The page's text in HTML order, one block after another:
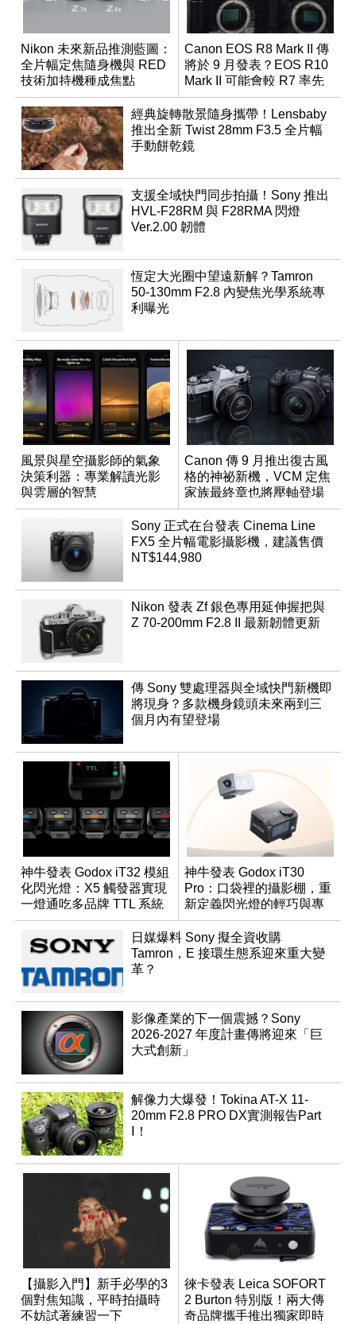
Nikon 未來新品推測藍圖：
全片幅定焦隨身機與 RED
技術加持機種成焦點
Canon EOS R8 Mark II 傳
將於 9 月發表？EOS R10
Mark II 可能會較 R7 率先
推出
經典旋轉散景隨身攜帶！Lensbaby
推出全新 Twist 28mm F3.5 全片幅
手動餅乾鏡
支援全域快門同步拍攝！Sony 推出
HVL-F28RM 與 F28RMA 閃燈
Ver.2.00 韌體
恆定大光圈中望遠新解？Tamron
50-130mm F2.8 內變焦光學系統專
利曝光
風景與星空攝影師的氣象
決策利器：專業解讀光影
與雲層的智慧
App「Atmos」登場
Canon 傳 9 月推出復古風
格的神祕新機，VCM 定焦
家族最終章也將壓軸登場
Sony 正式在台發表 Cinema Line
FX5 全片幅電影攝影機，建議售價
NT$144,980
Nikon 發表 Zf 銀色專用延伸握把與
Z 70-200mm F2.8 II 最新韌體更新
傳 Sony 雙處理器與全域快門新機即
將現身？多款機身鏡頭未來兩到三
個月內有望登場
神牛發表 Godox iT32 模組
化閃光燈：X5 觸發器實現
一燈通吃多品牌 TTL 系統
神牛發表 Godox iT30
Pro：口袋裡的攝影棚，重
新定義閃光燈的輕巧與專
業
日媒爆料 Sony 擬全資收購
Tamron，E 接環生態系迎來重大變
革？
影像產業的下一個震撼？Sony
2026-2027 年度計畫傳將迎來「巨
大式創新」
解像力大爆發！Tokina AT-X 11-
20mm F2.8 PRO DX實測報告Part
Ⅰ！
【攝影入門】新手必學的3
個對焦知識，平時拍攝時
不妨試著練習一下
徠卡發表 Leica SOFORT
2 Burton 特別版！兩大傳
奇品牌攜手推出獨家即時